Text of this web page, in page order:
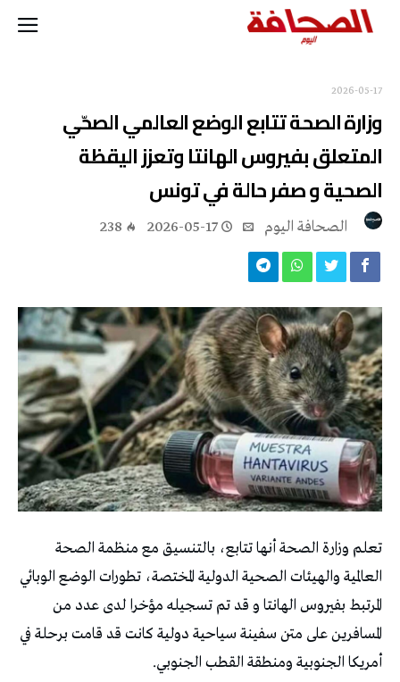
2026-05-17
وزارة الصحة تتابع الوضع العالمي الصحّي
المتعلق بفيروس الهانتا وتعزز اليقظة
الصحية و صفر حالة في تونس
2026-05-17
238
تعلم وزارة الصحة أنها تتابع، بالتنسيق مع منظمة الصحة
العالمية والهيئات الصحية الدولية المختصة، تطورات الوضع الوبائي
المرتبط بفيروس الهانتا و قد تم تسجيله مؤخرا لدى عدد من
المسافرين على متن سفينة سياحية دولية كانت قد قامت برحلة في
أمريكا الجنوبية ومنطقة القطب الجنوبي.